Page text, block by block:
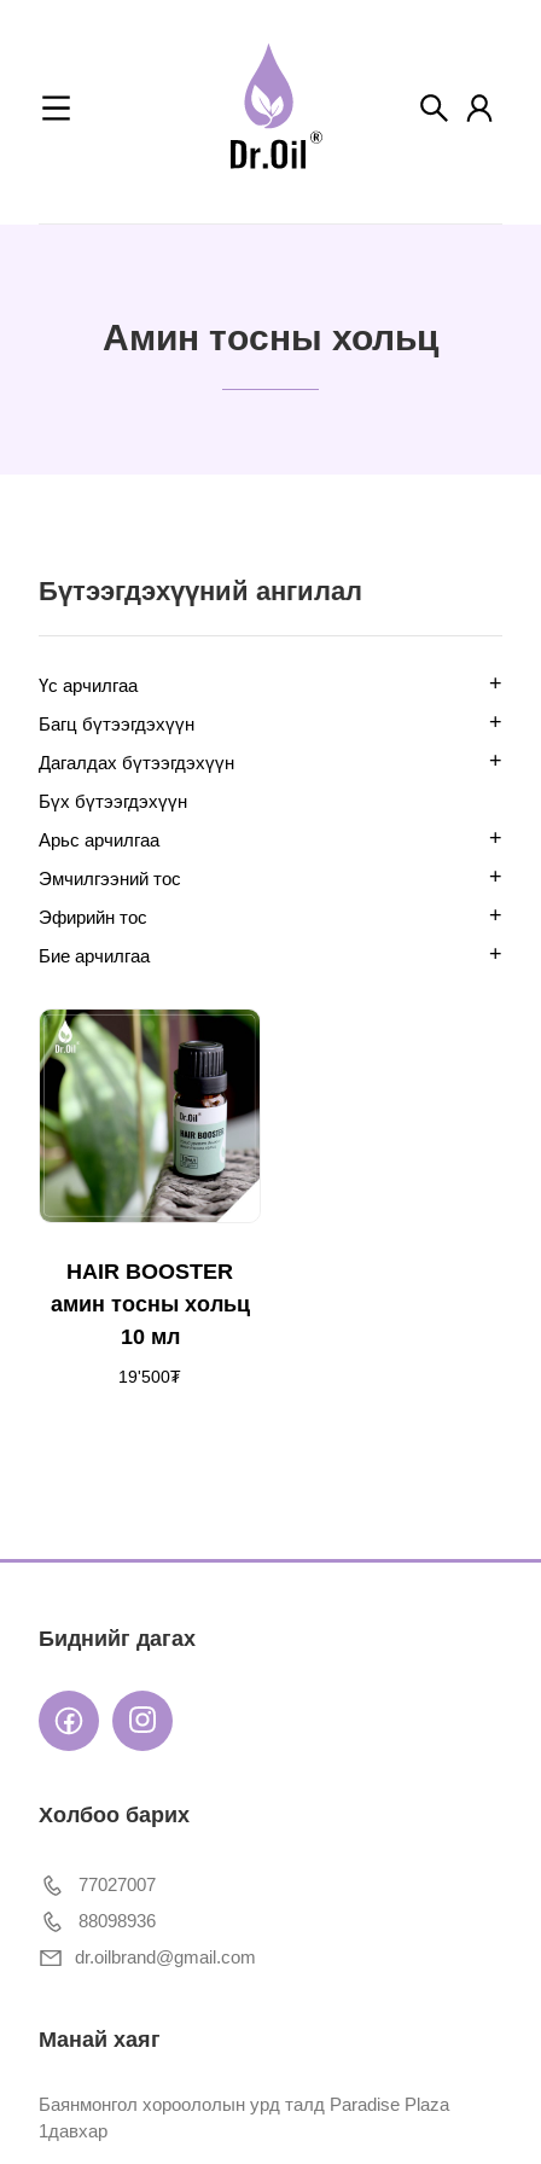
Амин тосны хольц
Бүтээгдэхүүний ангилал
Үс арчилгаа +
Багц бүтээгдэхүүн +
Дагалдах бүтээгдэхүүн +
Бүх бүтээгдэхүүн
Арьс арчилгаа
+
Эмчилгээний тос +
Эфирийн тос +
Бие арчилгаа +
HAIR BOOSTER
амин тосны хольц
10 мл
19'500₮
Биднийг дагах
Холбоо барих
77027007
88098936
dr.oilbrand@gmail.com
Манай хаяг
Баянмонгол хороололын урд талд Paradise Plaza
1давхар